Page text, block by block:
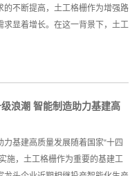
不断提高，土工格栅作为增强路
显着增长。在这一背景下，土工
浪潮 智能制造助力基建高
基建高质量发展随着国家“十四
施，土工格栅作为重要的基建工